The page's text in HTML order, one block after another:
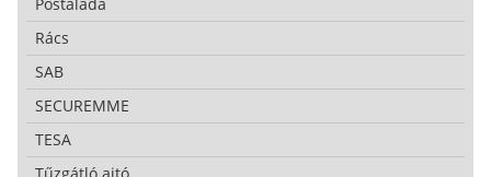
Postaláda
Rács
SAB
SECUREMME
TESA